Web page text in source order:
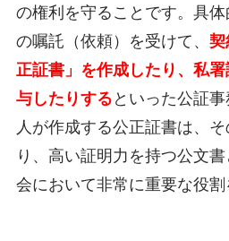
の権利を守ることです。具
の嘱託（依頼）を受けて、 契
正証書」を作成したり、私
与したりする といった公証
人が作成する公正証書は、
り、高い証明力を持つ公文
会において非常に重要な役割